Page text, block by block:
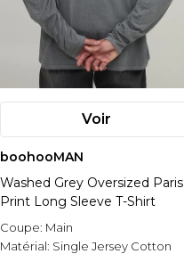
Voir
boohooMAN
Washed Grey Oversized Paris
Print Long Sleeve T-Shirt
Coupe: Main
Matérial: Single Jersey Cotton